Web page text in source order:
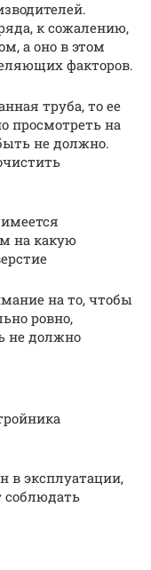
к сожалению,
а оно в этом
факторов.
труба, то ее
просмотреть на
не должно.
на какую
на то, чтобы
ровно,
не должно
в эксплуатации,
соблюдать